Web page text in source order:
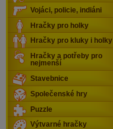
Vojáci, policie, indiáni
Hračky pro holky
Hračky pro kluky i holky
Hračky a potřeby pro
nejmenší
Stavebnice
Společenské hry
Puzzle
Výtvarné hračky